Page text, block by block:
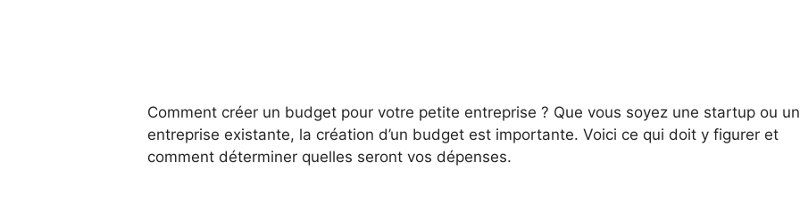
Comment créer un budget pour votre petite entreprise ? Que vous soyez une startup ou
entreprise existante, la création d’un budget est importante. Voici ce qui doit y figurer et
comment déterminer quelles seront vos dépenses.